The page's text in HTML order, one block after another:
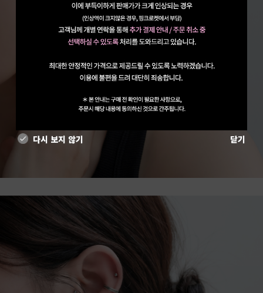
다시 보지 않기 닫기